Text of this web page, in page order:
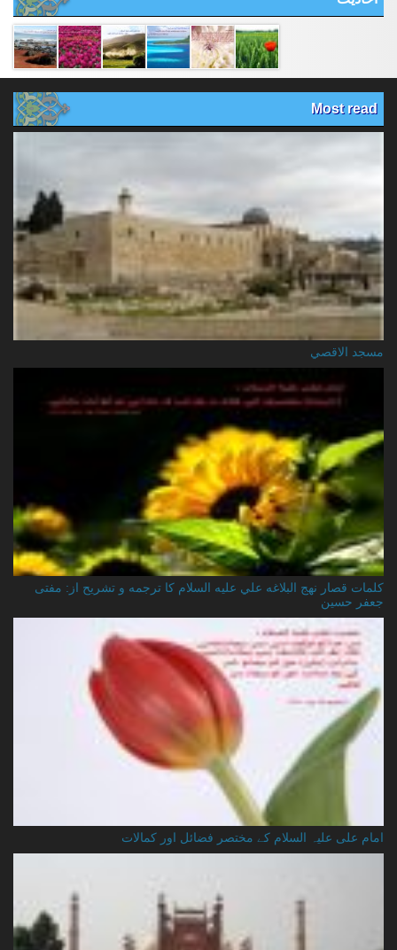
Most read
مسجد الاقصي
کلمات قصار نهج البلاغه علي عليه السلام کا ترجمه و تشریح از: مفتی
جعفر حسین
امام علی علیہ السلام کے مختصر فضائل اور کمالات